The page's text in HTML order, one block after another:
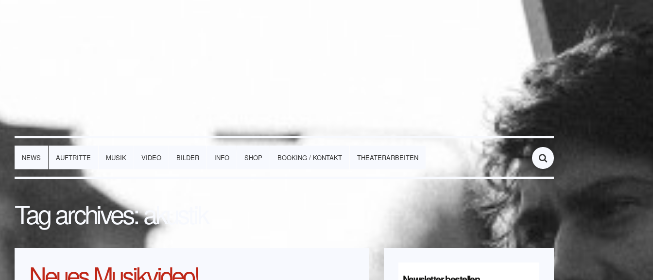
NEWS AUFTRITTE MUSIK VIDEO BILDER INFO SHOP BOOKING / KONTAKT THEATERARBEITEN
Tag archives:akustik